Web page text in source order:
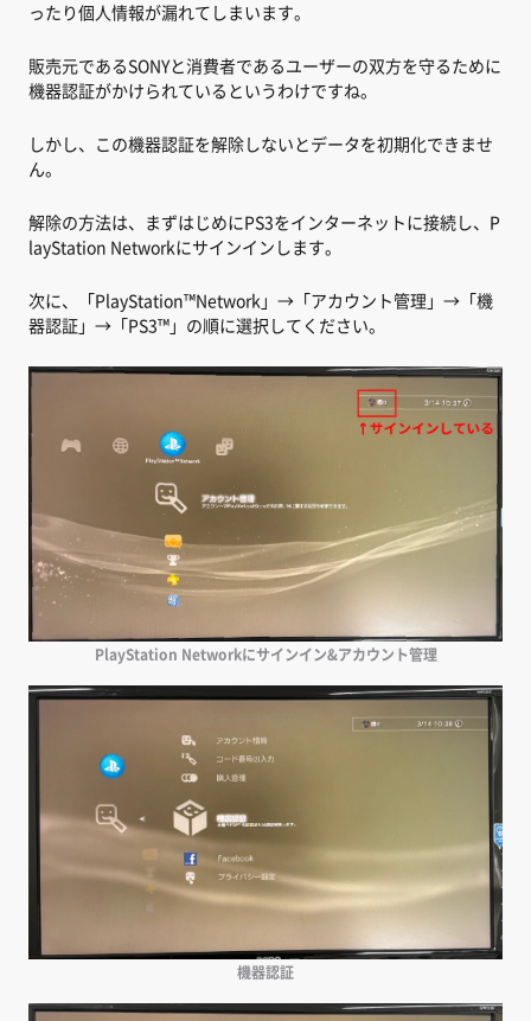
ったり個人情報が漏れてしまいます。
販売元であるSONYと消費者であるユーザーの双方を守るために
機器認証がかけられているというわけですね。
しかし、この機器認証を解除しないとデータを初期化できませ
ん。
解除の方法は、まずはじめにPS3をインターネットに接続し、P
layStation Networkにサインインします。
次に、「PlayStation™Network」→「アカウント管理」→「機
器認証」→「PS3™」の順に選択してください。
PlayStation Networkにサインイン&アカウント管理
機器認証